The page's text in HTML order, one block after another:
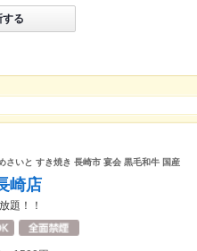
する
いと すき焼き 長崎市 宴会 黒毛和牛 国産
崎店
題！！